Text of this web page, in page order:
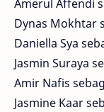
Amerul Affendi
Dynas Mokhtar
Daniella Sya
Jasmin Suraya
Amir Nafis
Jasmine Kaar